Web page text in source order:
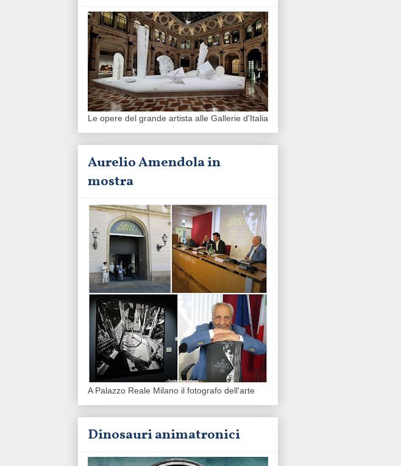
Le opere del grande artista alle Gallerie d'Italia
Aurelio Amendola in
mostra
A Palazzo Reale Milano il fotografo dell'arte
Dinosauri animatronici